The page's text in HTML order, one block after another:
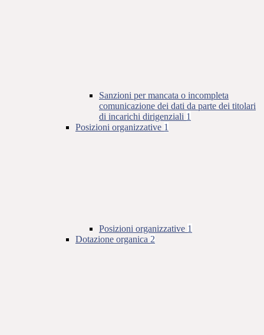
Sanzioni per mancata o incompleta
comunicazione dei dati da parte dei titolari
di incarichi dirigenziali 1
Posizioni organizzative 1
Posizioni organizzative 1
Dotazione organica 2